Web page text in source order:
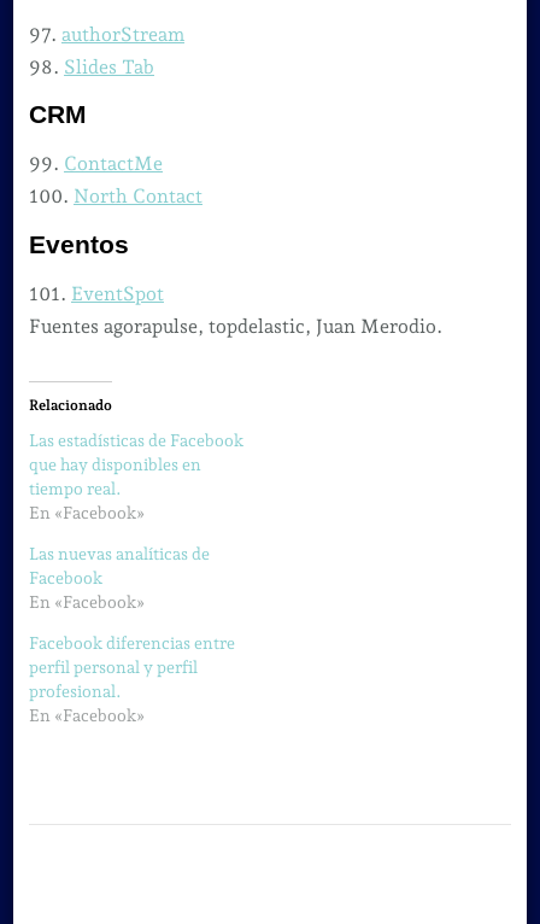
97. authorStream
98. Slides Tab
CRM
99. ContactMe
100. North Contact
Eventos
101. EventSpot
Fuentes agorapulse, topdelastic, Juan Merodio.
Relacionado
Las estadísticas de Facebook
que hay disponibles en
tiempo real.
En «Facebook»
Las nuevas analíticas de
Facebook
En «Facebook»
Facebook diferencias entre
perfil personal y perfil
profesional.
En «Facebook»